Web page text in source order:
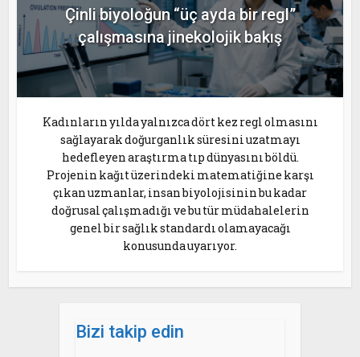
Çinli biyoloğun “üç ayda bir regl”
çalışmasına jinekolojik bakış
Kadınların yılda yalnızca dört kez regl olmasını
sağlayarak doğurganlık süresini uzatmayı
hedefleyen araştırma tıp dünyasını böldü.
Projenin kağıt üzerindeki matematiğine karşı
çıkan uzmanlar, insan biyolojisinin bu kadar
doğrusal çalışmadığı ve bu tür müdahalelerin
genel bir sağlık standardı olamayacağı
konusunda uyarıyor.
Bizi takip edin